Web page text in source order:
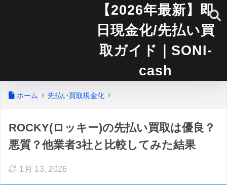
【2026年最新】即
日現金化/先払い買
取ガイド｜SONI-
cash
ホーム 先払い買取現金化
ROCKY(ロッキー)の先払い買取は優良？
悪質？他業者3社と比較してみた結果
1月 13, 2026